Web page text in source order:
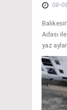
08-
Adası
yaz